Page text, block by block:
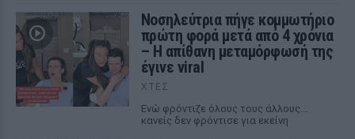
Νοσηλεύτρια πήγε κομμωτήριο
πρώτη φορά μετά από 4 χρόνια
– Η απίθανη μεταμόρφωσή της
έγινε viral
ΧΤΕΣ
Ενώ φρόντιζε όλους τους άλλους...
κανείς δεν φρόντισε για εκείνη